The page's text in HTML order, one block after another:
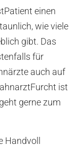
einen
wie viele
gibt. Das
für
auch auf
ist
gerne zum
Handvoll